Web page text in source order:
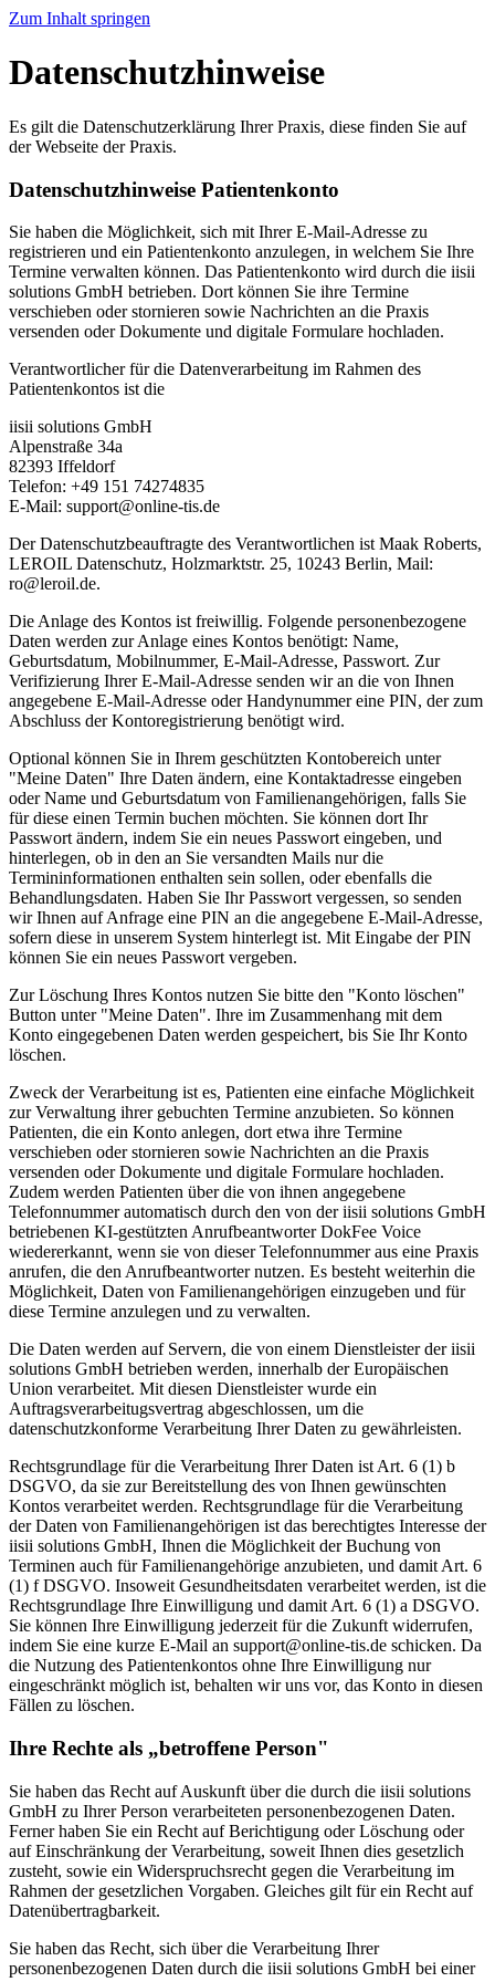
Zum Inhalt springen
Datenschutzhinweise
Es gilt die Datenschutzerklärung Ihrer Praxis, diese finden Sie auf
der Webseite der Praxis.
Datenschutzhinweise Patientenkonto
Sie haben die Möglichkeit, sich mit Ihrer E-Mail-Adresse zu
registrieren und ein Patientenkonto anzulegen, in welchem Sie Ihre
Termine verwalten können. Das Patientenkonto wird durch die iisii
solutions GmbH betrieben. Dort können Sie ihre Termine
verschieben oder stornieren sowie Nachrichten an die Praxis
versenden oder Dokumente und digitale Formulare hochladen.
Verantwortlicher für die Datenverarbeitung im Rahmen des
Patientenkontos ist die
iisii solutions GmbH
Alpenstraße 34a
82393 Iffeldorf
Telefon: +49 151 74274835
E-Mail: support@online-tis.de
Der Datenschutzbeauftragte des Verantwortlichen ist Maak Roberts,
LEROIL Datenschutz, Holzmarktstr. 25, 10243 Berlin, Mail:
ro@leroil.de.
Die Anlage des Kontos ist freiwillig. Folgende personenbezogene
Daten werden zur Anlage eines Kontos benötigt: Name,
Geburtsdatum, Mobilnummer, E-Mail-Adresse, Passwort. Zur
Verifizierung Ihrer E-Mail-Adresse senden wir an die von Ihnen
angegebene E-Mail-Adresse oder Handynummer eine PIN, der zum
Abschluss der Kontoregistrierung benötigt wird.
Optional können Sie in Ihrem geschützten Kontobereich unter
"Meine Daten" Ihre Daten ändern, eine Kontaktadresse eingeben
oder Name und Geburtsdatum von Familienangehörigen, falls Sie
für diese einen Termin buchen möchten. Sie können dort Ihr
Passwort ändern, indem Sie ein neues Passwort eingeben, und
hinterlegen, ob in den an Sie versandten Mails nur die
Termininformationen enthalten sein sollen, oder ebenfalls die
Behandlungsdaten. Haben Sie Ihr Passwort vergessen, so senden
wir Ihnen auf Anfrage eine PIN an die angegebene E-Mail-Adresse,
sofern diese in unserem System hinterlegt ist. Mit Eingabe der PIN
können Sie ein neues Passwort vergeben.
Zur Löschung Ihres Kontos nutzen Sie bitte den "Konto löschen"
Button unter "Meine Daten". Ihre im Zusammenhang mit dem
Konto eingegebenen Daten werden gespeichert, bis Sie Ihr Konto
löschen.
Zweck der Verarbeitung ist es, Patienten eine einfache Möglichkeit
zur Verwaltung ihrer gebuchten Termine anzubieten. So können
Patienten, die ein Konto anlegen, dort etwa ihre Termine
verschieben oder stornieren sowie Nachrichten an die Praxis
versenden oder Dokumente und digitale Formulare hochladen.
Zudem werden Patienten über die von ihnen angegebene
Telefonnummer automatisch durch den von der iisii solutions GmbH
betriebenen KI-gestützten Anrufbeantworter DokFee Voice
wiedererkannt, wenn sie von dieser Telefonnummer aus eine Praxis
anrufen, die den Anrufbeantworter nutzen. Es besteht weiterhin die
Möglichkeit, Daten von Familienangehörigen einzugeben und für
diese Termine anzulegen und zu verwalten.
Die Daten werden auf Servern, die von einem Dienstleister der iisii
solutions GmbH betrieben werden, innerhalb der Europäischen
Union verarbeitet. Mit diesen Dienstleister wurde ein
Auftragsverarbeitugsvertrag abgeschlossen, um die
datenschutzkonforme Verarbeitung Ihrer Daten zu gewährleisten.
Rechtsgrundlage für die Verarbeitung Ihrer Daten ist Art. 6 (1) b
DSGVO, da sie zur Bereitstellung des von Ihnen gewünschten
Kontos verarbeitet werden. Rechtsgrundlage für die Verarbeitung
der Daten von Familienangehörigen ist das berechtigtes Interesse der
iisii solutions GmbH, Ihnen die Möglichkeit der Buchung von
Terminen auch für Familienangehörige anzubieten, und damit Art. 6
(1) f DSGVO. Insoweit Gesundheitsdaten verarbeitet werden, ist die
Rechtsgrundlage Ihre Einwilligung und damit Art. 6 (1) a DSGVO.
Sie können Ihre Einwilligung jederzeit für die Zukunft widerrufen,
indem Sie eine kurze E-Mail an support@online-tis.de schicken. Da
die Nutzung des Patientenkontos ohne Ihre Einwilligung nur
eingeschränkt möglich ist, behalten wir uns vor, das Konto in diesen
Fällen zu löschen.
Ihre Rechte als „betroffene Person"
Sie haben das Recht auf Auskunft über die durch die iisii solutions
GmbH zu Ihrer Person verarbeiteten personenbezogenen Daten.
Ferner haben Sie ein Recht auf Berichtigung oder Löschung oder
auf Einschränkung der Verarbeitung, soweit Ihnen dies gesetzlich
zusteht, sowie ein Widerspruchsrecht gegen die Verarbeitung im
Rahmen der gesetzlichen Vorgaben. Gleiches gilt für ein Recht auf
Datenübertragbarkeit.
Sie haben das Recht, sich über die Verarbeitung Ihrer
personenbezogenen Daten durch die iisii solutions GmbH bei einer